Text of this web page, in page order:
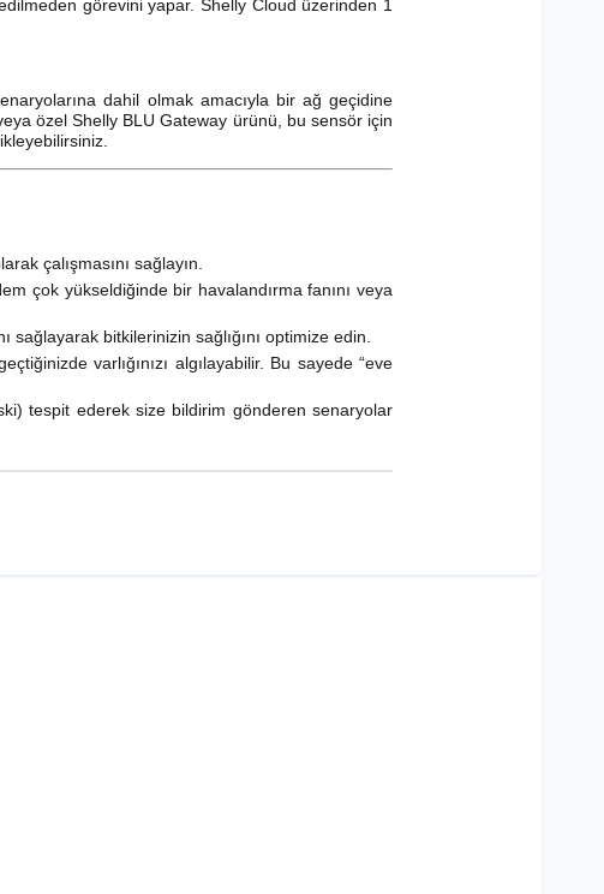
görevini yapar. Shelly Cloud üzerinden 1
dahil olmak amacıyla bir ağ geçidine
özel Shelly BLU Gateway ürünü, bu sensör için
çalışmasını sağlayın.
çok yükseldiğinde bir havalandırma fanını veya
sağlayarak bitkilerinizin sağlığını optimize edin.
varlığınızı algılayabilir. Bu sayede “eve
tespit ederek size bildirim gönderen senaryolar